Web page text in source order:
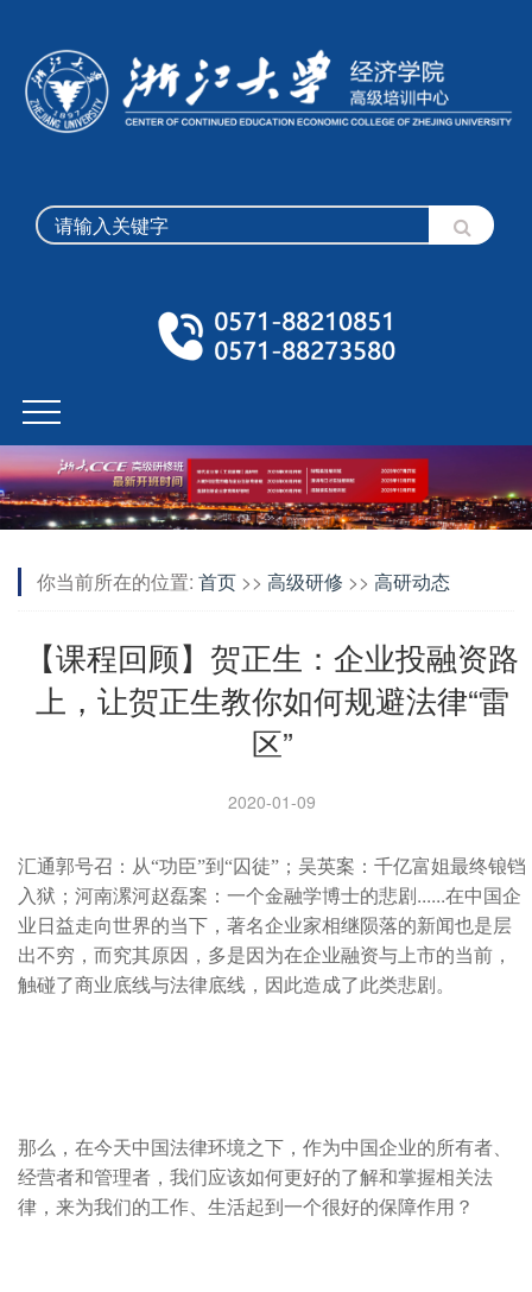
你当前所在的位置: 首页 >> 高级研修 >> 高研动态
【课程回顾】贺正生：企业投融资路
上，让贺正生教你如何规避法律“雷
区”
2020-01-09
汇通郭号召：从“功臣”到“囚徒”；吴英案：千亿富姐最终锒铛
入狱；河南漯河赵磊案：一个金融学博士的悲剧 ......在中国企
业日益走向世界的当下，著名企业家相继陨落的新闻也是层
出不穷，而究其原因，多是因为在企业融资与上市的当前，
触碰了商业底线与法律底线，因此造成了此类悲剧。
那么，在今天中国法律环境之下，作为中国企业的所有者、
经营者和管理者，我们应该如何更好的了解和掌握相关法
律，来为我们的工作、生活起到一个很好的保障作用？